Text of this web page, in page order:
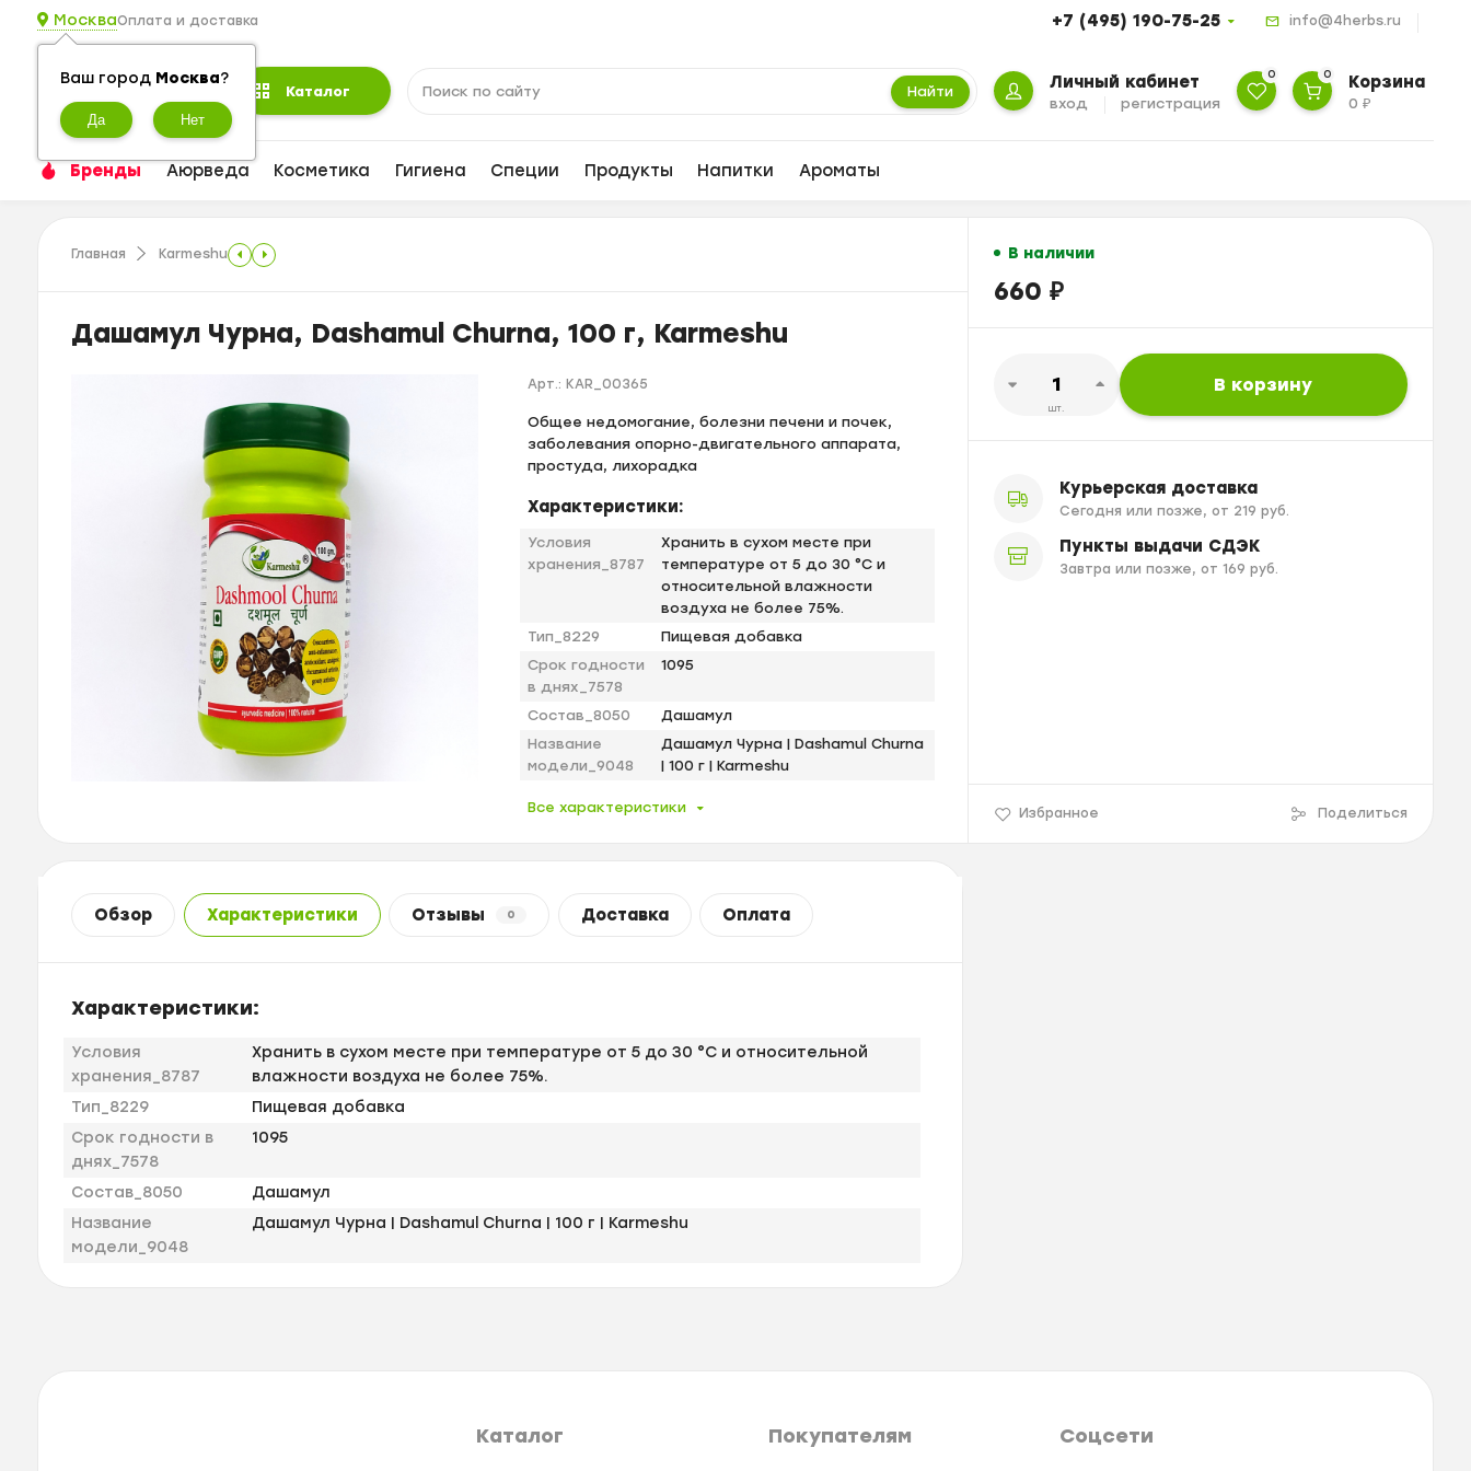
Москва
Ваш город Москва?
Оплата и доставка +7 (495) 190-75-25 info@4herbs.ru
Каталог Найти Личный кабинет
вход регистрация
0 0 Корзина
0₽
Бренды Аюрведа Косметика Гигиена Специи Продукты Напитки Ароматы
Главная Karmeshu
Дашамул Чурна, Dashamul Churna, 100 г, Karmeshu
Арт.: KAR_00365
Общее недомогание, болезни печени и почек,
заболевания опорно-двигательного аппарата,
простуда, лихорадка
Характеристики:
Условия
хранения_8787
Хранить в сухом месте при
температуре от 5 до 30 °С и
относительной влажности
воздуха не более 75%.
Тип_8229
Пищевая добавка
Срок годности
в днях_7578
1095
Состав_8050
Дашамул
Название
модели_9048
Дашамул Чурна | Dashamul Churna
| 100 г | Karmeshu
Все характеристики
В наличии
660 ₽
шт.
В корзину
Курьерская доставка
Сегодня или позже, от 219 руб.
Пункты выдачи СДЭК
Завтра или позже, от 169 руб.
Избранное Поделиться
Обзор Характеристики Отзывы 0 Доставка Оплата
Характеристики:
Условия
хранения_8787
Хранить в сухом месте при температуре от 5 до 30 °С и относительной
влажности воздуха не более 75%.
Тип_8229
Пищевая добавка
Срок годности в
днях_7578
1095
Состав_8050
Дашамул
Название
модели_9048
Дашамул Чурна | Dashamul Churna | 100 г | Karmeshu
Каталог Покупателям Соцсети